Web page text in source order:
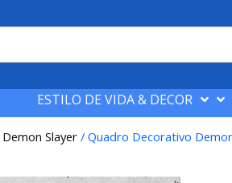
ESTILO DE VIDA & DECOR
Demon Slayer / Quadro Decorativo